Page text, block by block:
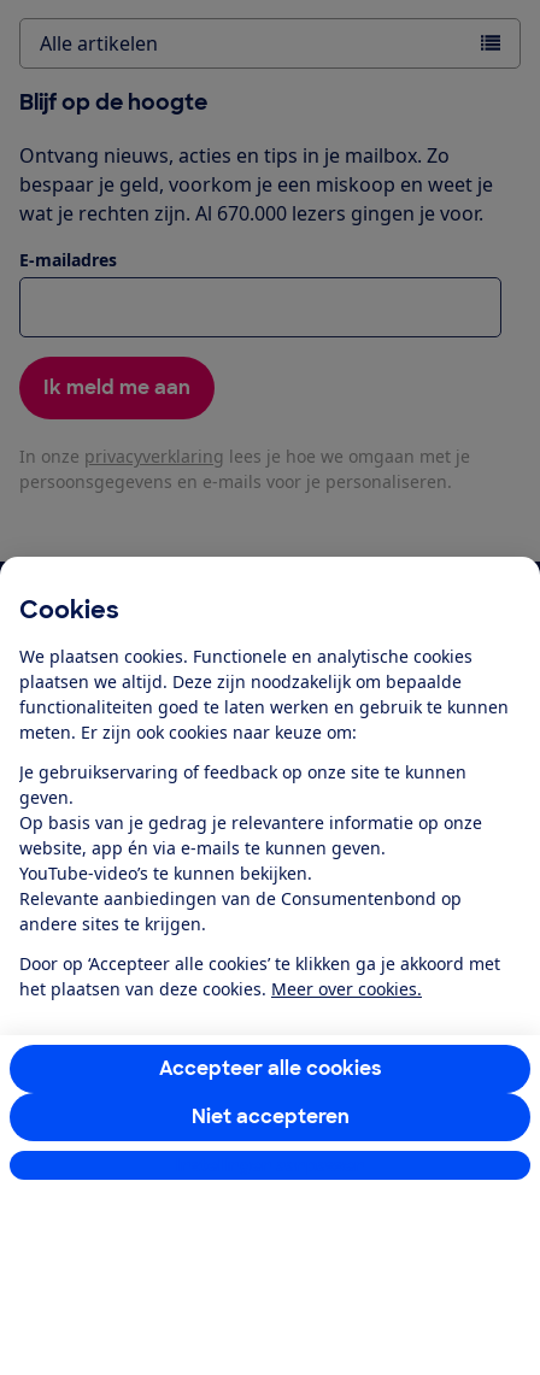
Cookies
We plaatsen cookies. Functionele en analytische cookies
plaatsen we altijd. Deze zijn noodzakelijk om bepaalde
functionaliteiten goed te laten werken en gebruik te kunnen
meten. Er zijn ook cookies naar keuze om:
Je gebruikservaring of feedback op onze site te kunnen
geven.
Op basis van je gedrag je relevantere informatie op onze
website, app én via e-mails te kunnen geven.
YouTube-video’s te kunnen bekijken.
Relevante aanbiedingen van de Consumentenbond op
andere sites te krijgen.
Door op ‘Accepteer alle cookies’ te klikken ga je akkoord met
het plaatsen van deze cookies. Meer over cookies.
Accepteer alle cookies
Niet accepteren
Alle artikelen
Blijf op de hoogte
Ontvang nieuws, acties en tips in je mailbox. Zo
bespaar je geld, voorkom je een miskoop en weet je
wat je rechten zijn. Al 670.000 lezers gingen je voor.
E-mailadres
Ik meld me aan
In onze privacyverklaring lees je hoe we omgaan met je
persoonsgegevens en e-mails voor je personaliseren.
Blijf op de hoogte
Ontvang nieuws, acties en tips in je mailbox. In onze
privacyverklaringlees je hoe we omgaan met je
persoonsgegevens en e-mails voor je personaliseren.
E-mailadres
Ik meld me aan
Service & Contact